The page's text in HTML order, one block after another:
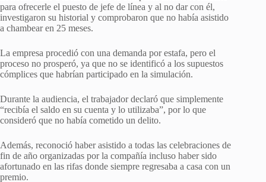
para ofrecerle el puesto de jefe de línea y al no dar con él,
investigaron su historial y comprobaron que no había asistido
a chambear en 25 meses.
La empresa procedió con una demanda por estafa, pero el
proceso no prosperó, ya que no se identificó a los supuestos
cómplices que habrían participado en la simulación.
Durante la audiencia, el trabajador declaró que simplemente
“recibía el saldo en su cuenta y lo utilizaba”, por lo que
consideró que no había cometido un delito.
Además, reconoció haber asistido a todas las celebraciones de
fin de año organizadas por la compañía incluso haber sido
afortunado en las rifas donde siempre regresaba a casa con un
premio.